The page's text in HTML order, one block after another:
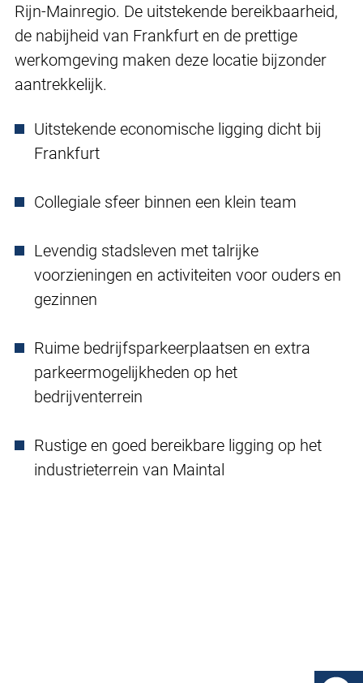
Rijn-Mainregio. De uitstekende bereikbaarheid,
de nabijheid van Frankfurt en de prettige
werkomgeving maken deze locatie bijzonder
aantrekkelijk.
Uitstekende economische ligging dicht bij
Frankfurt
Collegiale sfeer binnen een klein team
Levendig stadsleven met talrijke
voorzieningen en activiteiten voor ouders en
gezinnen
Ruime bedrijfsparkeerplaatsen en extra
parkeermogelijkheden op het
bedrijventerrein
Rustige en goed bereikbare ligging op het
industrieterrein van Maintal